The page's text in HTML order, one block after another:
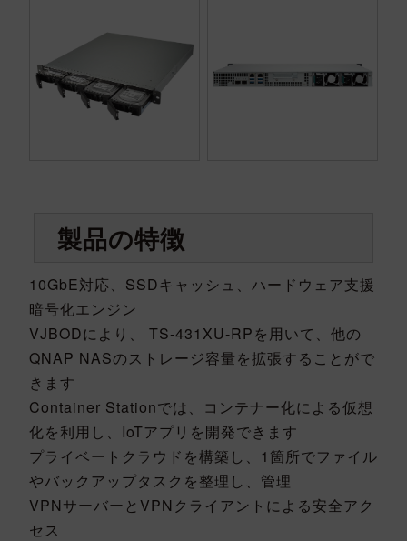
製品の特徴
10GbE対応、SSDキャッシュ、ハードウェア支援
暗号化エンジン
VJBODにより、 TS-431XU-RPを用いて、他の
QNAP NASのストレージ容量を拡張することがで
きます
Container Stationでは、コンテナー化による仮想
化を利用し、IoTアプリを開発できます
プライベートクラウドを構築し、1箇所でファイル
やバックアップタスクを整理し、管理
VPNサーバーとVPNクライアントによる安全アク
セス